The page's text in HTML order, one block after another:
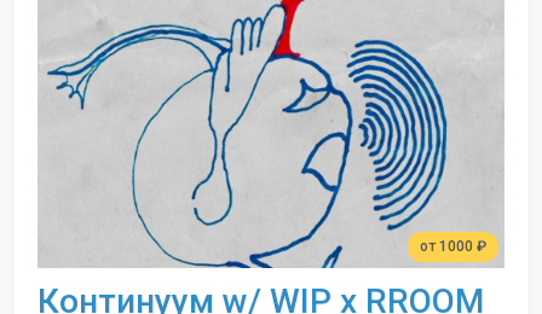
от 1000 ₽
Континуум w/ WIP x RROOM